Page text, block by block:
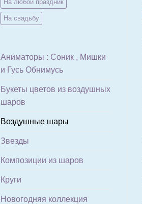
На любой праздник
На свадьбу
Аниматоры : Соник , Мишки
и Гусь Обнимусь
Букеты цветов из воздушных
шаров
Воздушные шары
Звезды
Композиции из шаров
Круги
Новогодняя коллекция